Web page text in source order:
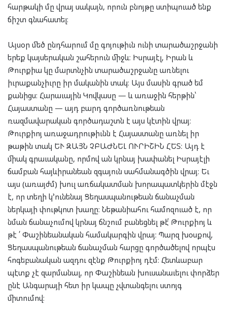
հարթակի մը վրայ սակայն, որուն բնոյթը ստիպուած ենք
ճիշտ գնահատել։
Այսօր մեծ ընդհարում մը գոյութիւն ունի տարածաշրջանի
երեք կայսերական շահերուն միջև։ Իսրայէլ, Իրան և
Թուրքիա կը մարտնչին տարածաշրջանը առնելու
իւրաքանչիւրը իր մականին տակ։ Այս մասին գրած եմ
քանիցս։ Հարաւային Կովկասը — և առաջին հերթին՝
Հայաստանը — այդ բարդ գործառնութեան
ռազմավարական գործադաշտն է այս կէտին վրայ։
Թուրքիոյ առաջադրութիւնն է Հայաստանը առնել իր
թաթին տակ ԵՒ ԶԱՅՆ ՉԲԱԺՆԵԼ ՈՒՐԻՇԻՆ ՀԵՏ։ Այդ է
միակ գրաւականը, որմով ան կրնայ խափանել Իսրայէլի
ճամբան հայևիրանեան զգայուն սահմանագծին վրայ։ Եւ
այս (առայժմ) խուլ առճակատման խորապատկերին մէջն
է, որ տեղի կ՚ունենայ Ցեղասպանութեան ճանաչման
ներկայի փութկոտ խաղը։ Նեթանիահու համոզուած է, որ
նման ճանաչումով կրնայ ճնշում բանեցնել թէ՛ Թուրքիոյ և
թէ ՛ Փաշինեանական համակարգին վրայ։ Պարզ խօսքով,
Ցեղասպանութեան ճանաչման հարցը գործածելով որպէս
հոգեբանական ազդու զէնք Թուրքիոյ դէմ։ Հետևաբար
պէտք չէ զարմանալ, որ Փաշինեան խուսանաւելու փորձեր
ընէ Անգարայի հետ իր կապը չվտանգելու ստոյգ
միտումով։